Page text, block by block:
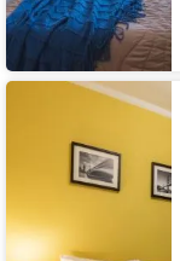
Апартаменты
Локомотив